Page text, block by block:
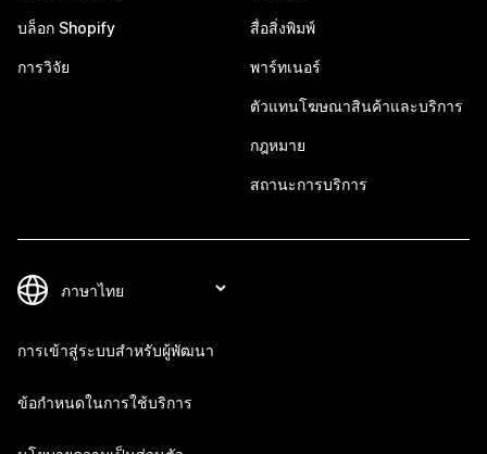
บล็อก Shopify
การวิจัย
สื่อสิ่งพิมพ์
พาร์ทเนอร์
ตัวแทนโฆษณาสินค้าและบริการ
กฎหมาย
สถานะการบริการ
การเข้าสู่ระบบสำหรับผู้พัฒนา
ข้อกำหนดในการใช้บริการ